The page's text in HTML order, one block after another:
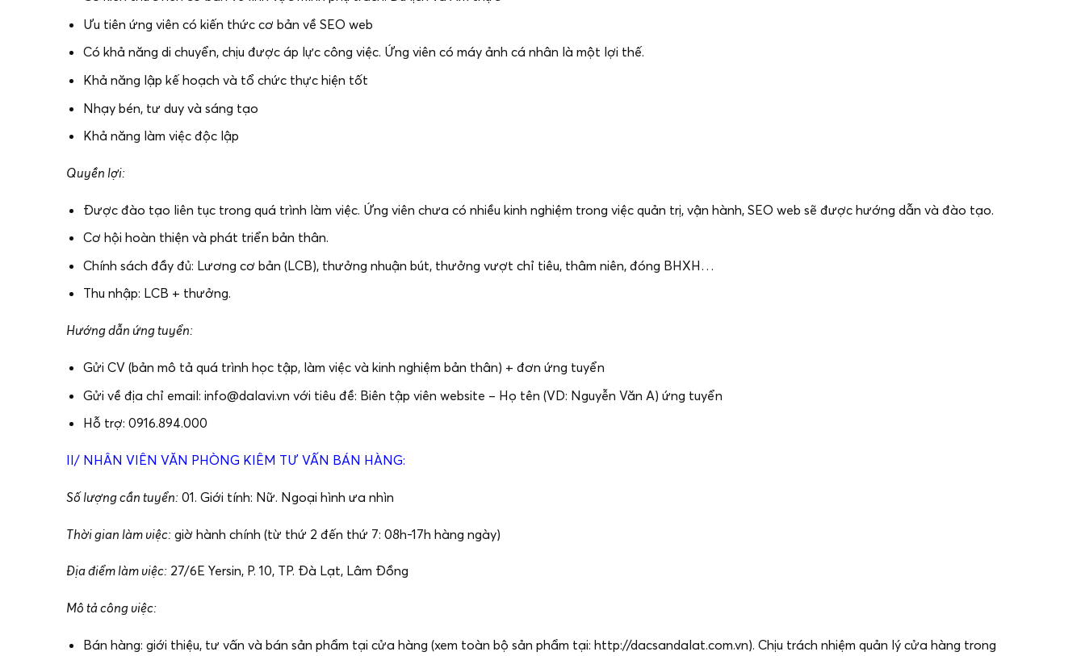
Ưu tiên ứng viên có kiến thức cơ bản về SEO web
Có khả năng di chuyển, chịu được áp lực công việc. Ứng viên có máy ảnh cá nhân là một lợi thế.
Khả năng lập kế hoạch và tổ chức thực hiện tốt
Nhạy bén, tư duy và sáng tạo
Khả năng làm việc độc lập
Quyền lợi:
Được đào tạo liên tục trong quá trình làm việc. Ứng viên chưa có nhiều kinh nghiệm trong việc quản trị, vận hành, SEO web sẽ được hướng dẫn và đào tạo.
Cơ hội hoàn thiện và phát triển bản thân.
Chính sách đầy đủ: Lương cơ bản (LCB), thưởng nhuận bút, thưởng vượt chỉ tiêu, thâm niên, đóng BHXH…
Thu nhập: LCB + thưởng.
Hướng dẫn ứng tuyển:
Gửi CV (bản mô tả quá trình học tập, làm việc và kinh nghiệm bản thân) + đơn ứng tuyển
Gửi về địa chỉ email: info@dalavi.vn với tiêu đề: Biên tập viên website – Họ tên (VD: Nguyễn Văn A) ứng tuyển
Hỗ trợ: 0916.894.000
II/ NHÂN VIÊN VĂN PHÒNG KIÊM TƯ VẤN BÁN HÀNG:
Số lượng cần tuyển: 01. Giới tính: Nữ. Ngoại hình ưa nhìn
Thời gian làm việc: giờ hành chính (từ thứ 2 đến thứ 7: 08h-17h hàng ngày)
Địa điểm làm việc: 27/6E Yersin, P. 10, TP. Đà Lạt, Lâm Đồng
Mô tả công việc:
Bán hàng: giới thiệu, tư vấn và bán sản phẩm tại cửa hàng (xem toàn bộ sản phẩm tại: http://dacsandalat.com.vn). Chịu trách nhiệm quản lý cửa hàng trong